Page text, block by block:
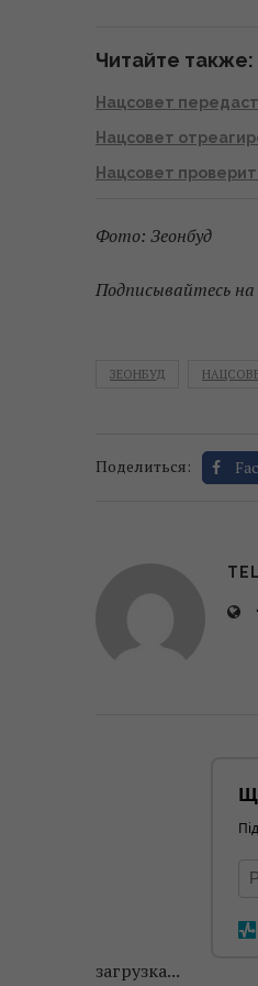
Читайте также:
Нацсовет
Нацсовет
Нацсовет
Фото: Зеонбуд
Подписывайтесь на
ЗЕОНБУД
Поделиться:
загрузка...